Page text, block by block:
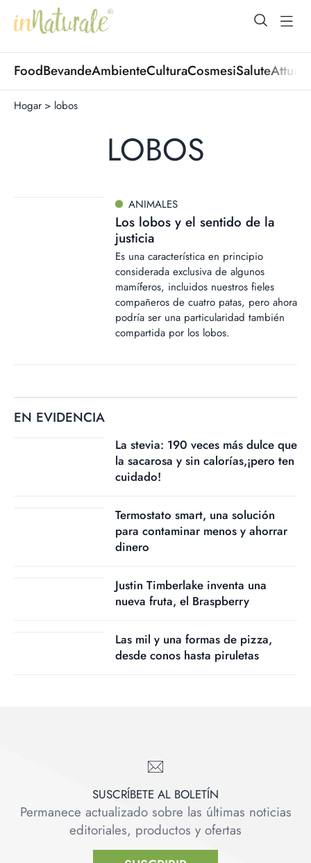
open
FoodBevandeAmbienteCulturaCosmesiSalute
Hogar > lobos
LOBOS
ANIMALES
Los lobos y el sentido de la
justicia
Es una característica en principio
considerada exclusiva de algunos
mamíferos, incluidos nuestros fieles
compañeros de cuatro patas, pero ahora
podría ser una particularidad también
compartida por los lobos.
EN EVIDENCIA
La stevia: 190 veces más dulce que
la sacarosa y sin calorías,¡pero ten
cuidado!
Termostato smart, una solución
para contaminar menos y ahorrar
dinero
Justin Timberlake inventa una
nueva fruta, el Braspberry
Las mil y una formas de pizza,
desde conos hasta piruletas
SUSCRÍBETE AL BOLETÍN
Permanece actualizado sobre las últimas noticias
editoriales, productos y ofertas